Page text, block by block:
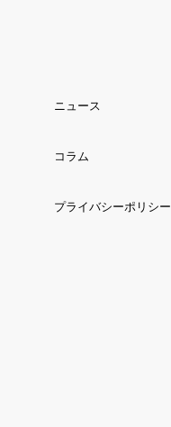
ニュース
コラム
プライバシーポリシー